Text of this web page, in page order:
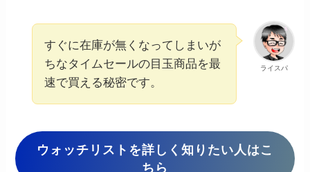
ライスパ
すぐに在庫が無くなってしまいが
ちなタイムセールの目玉商品を最
速で買える秘密です。
ウォッチリストを詳しく知りたい人はこ
ちら